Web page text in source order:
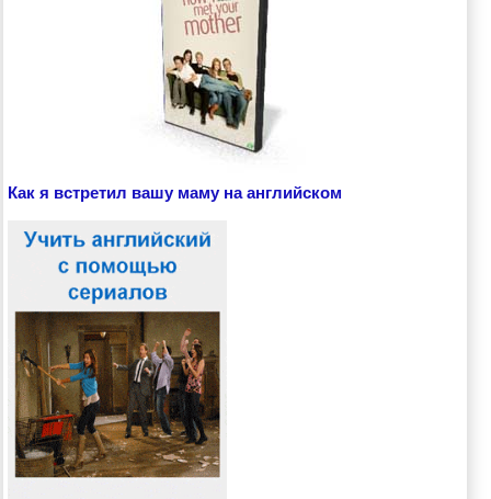
Как я встретил вашу маму на английском